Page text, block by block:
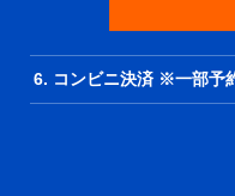
6. コンビニ決済 ※一部予